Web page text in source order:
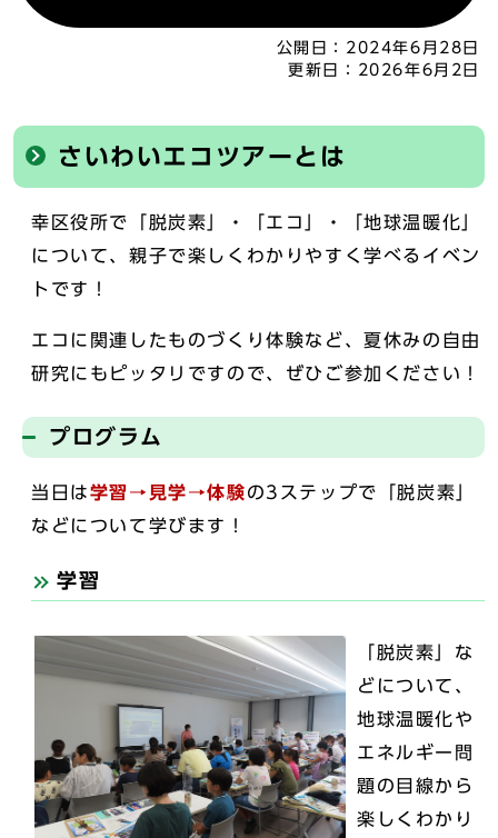
公開日： 2024年6月28日
更新日：
2026年6月2日
さいわいエコツアーとは
幸区役所で「脱炭素」・「エコ」・「地球温暖化」
について、親子で楽しくわかりやすく学べるイベン
トです！
エコに関連したものづくり体験など、夏休みの自由
研究にもピッタリですので、ぜひご参加ください！
プログラム
当日は学習→見学→体験の3ステップで「脱炭素」
などについて学びます！
学習
「脱炭素」な
どについて、
地球温暖化や
エネルギー問
題の目線から
楽しくわかり